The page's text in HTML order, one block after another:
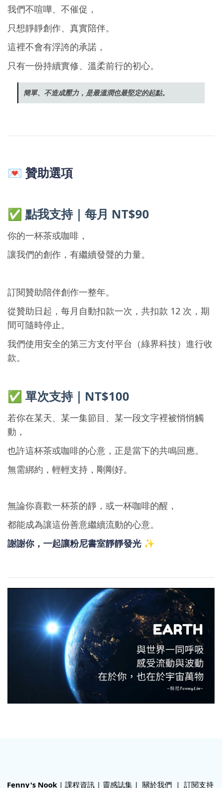
我們不喧嘩、不催促，
只想靜靜創作、真實陪伴。
這裡不會有浮誇的承諾，
只有一份持續實修、溫柔前行的初心。
簡單、不造成壓力，是最溫潤也最堅定的起點。
💌 贊助選項
✅ 點我支持｜每月 NT$90
你的一杯茶或咖啡，
讓我們的創作，有繼續發聲的力量。
訂閱贊助陪伴創作一整年。
從贊助日起，每月自動扣款一次，共扣款 12 次，期
間可隨時停止。
我們使用安全的第三方支付平台（綠界科技）進行收
款。
✅ 單次支持｜NT$100
若你在某天、某一集節目、某一段文字裡被悄悄觸
動，
也許這杯茶或咖啡的心意，正是當下的共鳴回應。
無需綁約，輕輕支持，剛剛好。
無論你喜歡一杯茶的靜，或一杯咖啡的醒，
都能成為讓這份善意繼續流動的心意。
謝謝你，一起讓粉尼書室靜靜發光 ✨
Fenny's Nook | 課程資訊 | 靈感誌集 | 關於我們 | 訂閱支持